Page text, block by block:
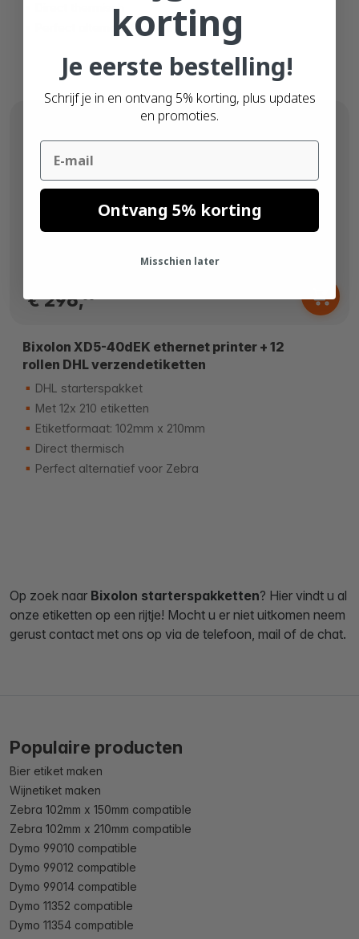
Direct thermisch
Perfect alternatief voor Zebra
€ 296,00
Bixolon XD5-40dEK ethernet printer + 12
rollen DHL verzendetiketten
DHL starterspakket
Met 12x 210 etiketten
Etiketformaat: 102mm x 210mm
Direct thermisch
Perfect alternatief voor Zebra
Op zoek naar Bixolon starterspakketten? Hier vindt u al
onze etiketten op een rijtje! Mocht u er niet uitkomen neem
gerust contact met ons op via de telefoon, mail of de chat.
Populaire producten
Bier etiket maken
Wijnetiket maken
Zebra 102mm x 150mm compatible
Zebra 102mm x 210mm compatible
Dymo 99010 compatible
Dymo 99012 compatible
Dymo 99014 compatible
Dymo 11352 compatible
Dymo 11354 compatible
korting
Je eerste bestelling!
Schrijf je in en ontvang 5% korting, plus updates
en promoties.
Email
Ontvang 5% korting
Misschien later